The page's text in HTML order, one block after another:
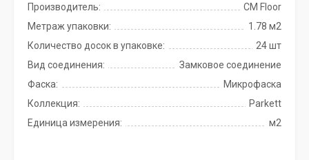
Производитель:
CM Floor
Метраж упаковки:
1.78 м2
Количество досок в упаковке:
24 шт
Вид соединения:
Замковое соединение
Фаска:
Микрофаска
Коллекция:
Parkett
Единица измерения:
м2